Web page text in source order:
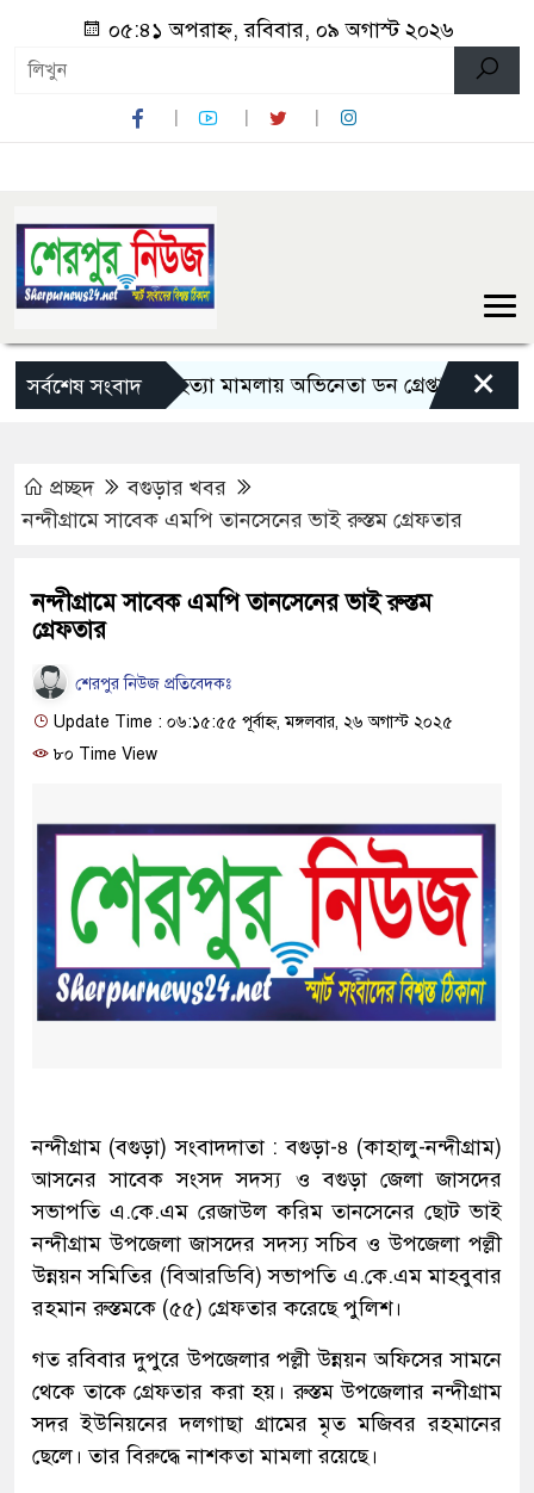
০৫:৪১ অপরাহ্ন, রবিবার, ০৯ অগাস্ট ২০২৬
সর্বশেষ সংবাদ
সালমান শাহ হত্যা মামলায় অভিনেতা ডন গ্রেপ্তার ৫ দিনের
×
প্রচ্ছদ
বগুড়ার খবর
নন্দীগ্রামে সাবেক এমপি তানসেনের ভাই রুস্তম গ্রেফতার
নন্দীগ্রামে সাবেক এমপি তানসেনের ভাই রুস্তম
গ্রেফতার
শেরপুর নিউজ প্রতিবেদকঃ
Update Time : ০৬:১৫:৫৫ পূর্বাহ্ন, মঙ্গলবার, ২৬ অগাস্ট ২০২৫
৮০ Time View
নন্দীগ্রাম (বগুড়া) সংবাদদাতা : বগুড়া-৪ (কাহালু-নন্দীগ্রাম)
আসনের সাবেক সংসদ সদস্য ও বগুড়া জেলা জাসদের
সভাপতি এ.কে.এম রেজাউল করিম তানসেনের ছোট ভাই
নন্দীগ্রাম উপজেলা জাসদের সদস্য সচিব ও উপজেলা পল্লী
উন্নয়ন সমিতির (বিআরডিবি) সভাপতি এ.কে.এম মাহবুবার
রহমান রুস্তমকে (৫৫) গ্রেফতার করেছে পুলিশ।
গত রবিবার দুপুরে উপজেলার পল্লী উন্নয়ন অফিসের সামনে
থেকে তাকে গ্রেফতার করা হয়। রুস্তম উপজেলার নন্দীগ্রাম
সদর ইউনিয়নের দলগাছা গ্রামের মৃত মজিবর রহমানের
ছেলে। তার বিরুদ্ধে নাশকতা মামলা রয়েছে।